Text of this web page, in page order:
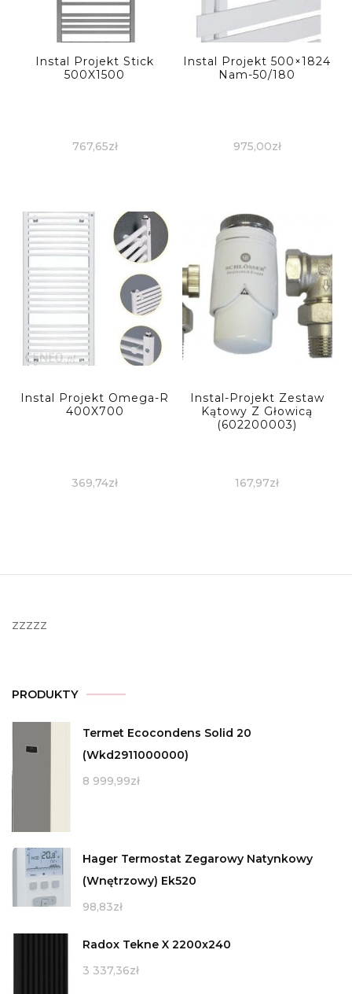
Instal Projekt Stick
500X1500
767,65zł
Instal Projekt 500×1824
Nam-50/180
975,00zł
Instal Projekt Omega-R
400X700
369,74zł
Instal-Projekt Zestaw
Kątowy Z Głowicą
(602200003)
167,97zł
zzzzz
PRODUKTY
Termet Ecocondens Solid 20
(Wkd2911000000)
8 999,99zł
Hager Termostat Zegarowy Natynkowy
(Wnętrzowy) Ek520
98,83zł
Radox Tekne X 2200x240
3 337,36zł